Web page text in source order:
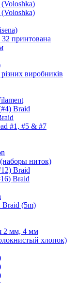
32 принтована
виробників
Braid
#1, #5 & #7
ниток)
Braid
Braid
Braid (5m)
2 мм, 4 мм
хлопок)